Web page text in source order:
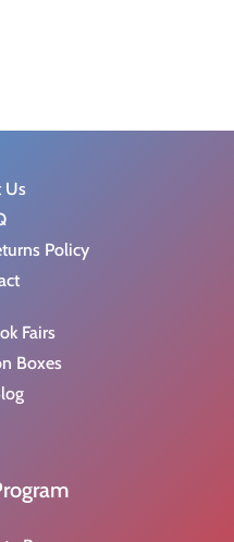
Us
Policy
Fairs
Boxes